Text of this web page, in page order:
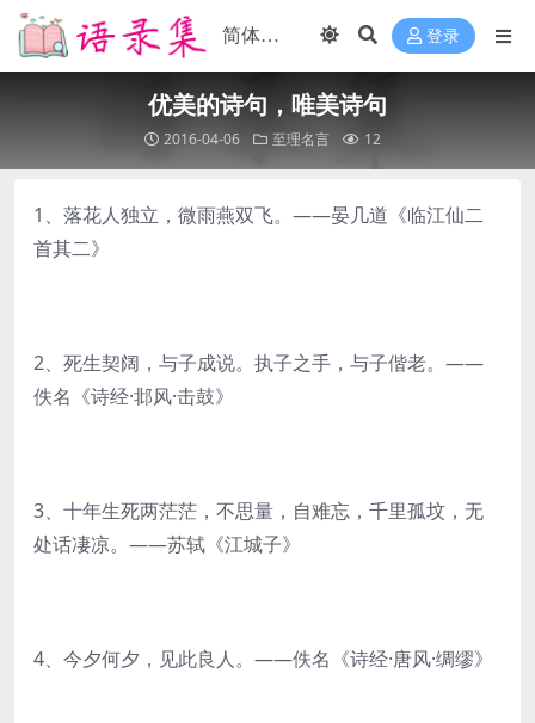
登录
优美的诗句，唯美诗句
2016-04-06 至理名言 12
1、落花人独立，微雨燕双飞。——晏几道《临江仙二
首其二》
2、死生契阔，与子成说。执子之手，与子偕老。——
佚名《诗经·邶风·击鼓》
3、十年生死两茫茫，不思量，自难忘，千里孤坟，无
处话凄凉。——苏轼《江城子》
4、今夕何夕，见此良人。——佚名《诗经·唐风·绸缪》